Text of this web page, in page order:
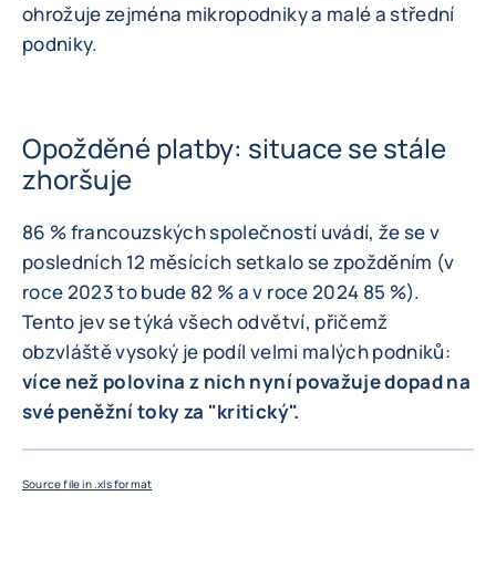
ohrožuje zejména mikropodniky a malé a střední
podniky.
Opožděné platby: situace se stále
zhoršuje
86 % francouzských společností uvádí, že se v
posledních 12 měsících setkalo se zpožděním (v
roce 2023 to bude 82 % a v roce 2024 85 %).
Tento jev se týká všech odvětví, přičemž
obzvláště vysoký je podíl velmi malých podniků:
více než polovina z nich nyní považuje dopad na
své peněžní toky za "kritický".
Source file in .xls format